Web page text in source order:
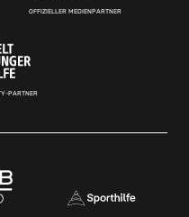
OFFIZIELLER MEDIENPARTNER
PARTNER